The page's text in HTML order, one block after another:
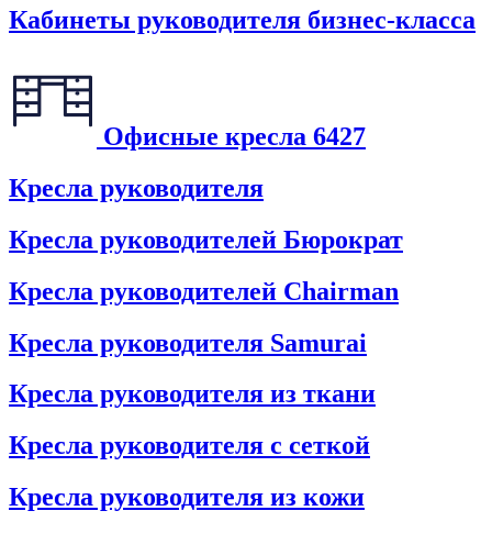
Кабинеты руководителя бизнес-класса
Офисные кресла 6427
Кресла руководителя
Кресла руководителей Бюрократ
Кресла руководителей Chairman
Кресла руководителя Samurai
Кресла руководителя из ткани
Кресла руководителя с сеткой
Кресла руководителя из кожи